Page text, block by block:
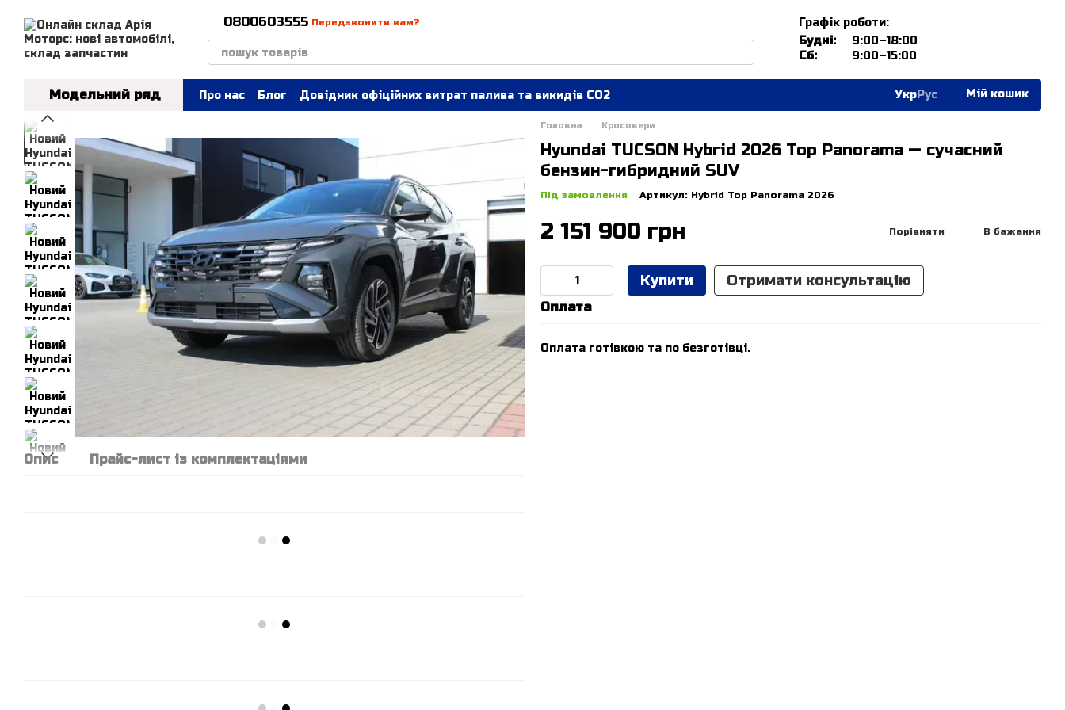
0800603555 Передзвонити вам?
Графік роботи:
Будні:
9:00–18:00
Сб:
9:00–15:00
Модельний ряд Про нас Блог Довідник офіційних витрат палива та викидів СО2 УкрРус Мій кошик
Опис Прайс-лист із комплектаціями
Головна Кросовери
Hyundai TUCSON Hybrid 2026 Top Panorama — сучасний
бензин-гибридний SUV
Під замовлення Артикул: Hybrid Top Panorama 2026
2 151 900 грн Порівняти В бажання
Купити Отримати консультацію
Оплата
Оплата готівкою та по безготівці.